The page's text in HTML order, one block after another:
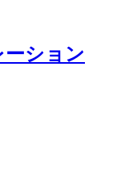
ーション